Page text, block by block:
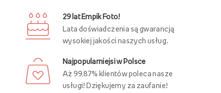
29 lat Empik Foto!
Lata doświadczenia są gwarancją
wysokiej jakości naszych usług.
Najpopularniejsi w Polsce
Aż 99,87% klientów poleca nasze
usługi! Dziękujemy za zaufanie!